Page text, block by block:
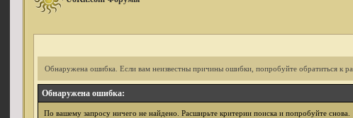
Обнаружена ошибка. Если вам неизвестны причины ошибки, попробуйте обратиться к
Обнаружена ошибка:
По вашему запросу ничего не найдено. Расширьте критерии поиска и попробуйте снова.